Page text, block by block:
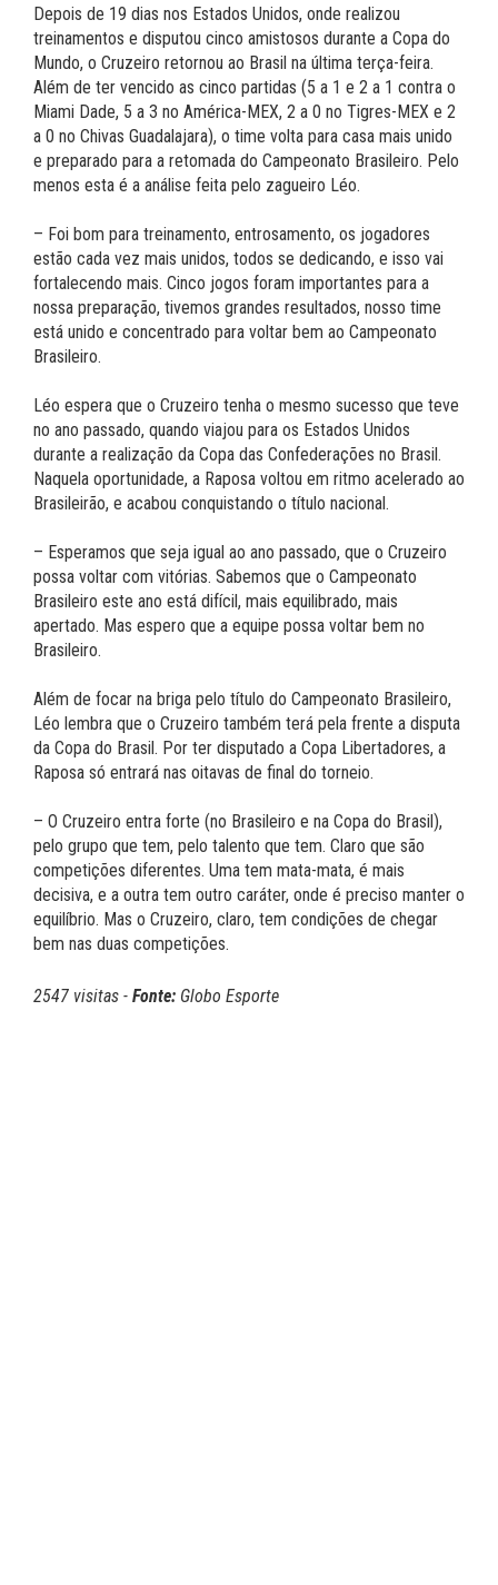
Depois de 19 dias nos Estados Unidos, onde realizou
treinamentos e disputou cinco amistosos durante a Copa do
Mundo, o Cruzeiro retornou ao Brasil na última terça-feira.
Além de ter vencido as cinco partidas (5 a 1 e 2 a 1 contra o
Miami Dade, 5 a 3 no América-MEX, 2 a 0 no Tigres-MEX e 2
a 0 no Chivas Guadalajara), o time volta para casa mais unido
e preparado para a retomada do Campeonato Brasileiro. Pelo
menos esta é a análise feita pelo zagueiro Léo.
– Foi bom para treinamento, entrosamento, os jogadores
estão cada vez mais unidos, todos se dedicando, e isso vai
fortalecendo mais. Cinco jogos foram importantes para a
nossa preparação, tivemos grandes resultados, nosso time
está unido e concentrado para voltar bem ao Campeonato
Brasileiro.
Léo espera que o Cruzeiro tenha o mesmo sucesso que teve
no ano passado, quando viajou para os Estados Unidos
durante a realização da Copa das Confederações no Brasil.
Naquela oportunidade, a Raposa voltou em ritmo acelerado ao
Brasileirão, e acabou conquistando o título nacional.
– Esperamos que seja igual ao ano passado, que o Cruzeiro
possa voltar com vitórias. Sabemos que o Campeonato
Brasileiro este ano está difícil, mais equilibrado, mais
apertado. Mas espero que a equipe possa voltar bem no
Brasileiro.
Além de focar na briga pelo título do Campeonato Brasileiro,
Léo lembra que o Cruzeiro também terá pela frente a disputa
da Copa do Brasil. Por ter disputado a Copa Libertadores, a
Raposa só entrará nas oitavas de final do torneio.
– O Cruzeiro entra forte (no Brasileiro e na Copa do Brasil),
pelo grupo que tem, pelo talento que tem. Claro que são
competições diferentes. Uma tem mata-mata, é mais
decisiva, e a outra tem outro caráter, onde é preciso manter o
equilíbrio. Mas o Cruzeiro, claro, tem condições de chegar
bem nas duas competições.
2547 visitas - Fonte: Globo Esporte